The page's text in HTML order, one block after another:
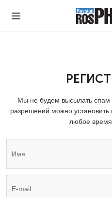
Мы не будем высылать спам
разрешений можно установить
любое